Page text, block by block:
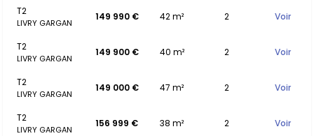
T2
LIVRY GARGAN
149 990 € 42 m² 2 Voir
T2
LIVRY GARGAN
149 900 € 40 m² 2 Voir
T2
LIVRY GARGAN
149 000 € 47 m² 2 Voir
T2
LIVRY GARGAN
156 999 € 38 m² 2 Voir